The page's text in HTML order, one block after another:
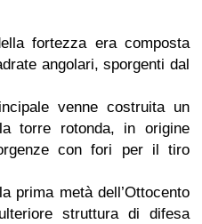
fortezza era composta
angolari, sporgenti dal
venne costruita un
torre rotonda, in origine
con fori per il tiro
prima metà dell’Ottocento
struttura di difesa